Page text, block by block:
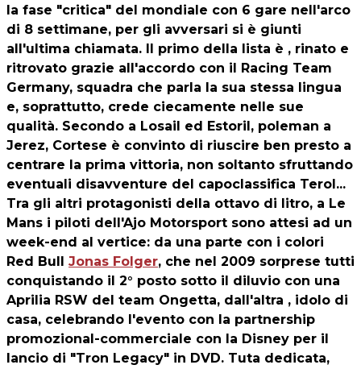
la fase "critica" del mondiale con 6 gare nell'arco
di 8 settimane, per gli avversari si è giunti
all'ultima chiamata. Il primo della lista è , rinato e
ritrovato grazie all'accordo con il Racing Team
Germany, squadra che parla la sua stessa lingua
e, soprattutto, crede ciecamente nelle sue
qualità. Secondo a Losail ed Estoril, poleman a
Jerez, Cortese è convinto di riuscire ben presto a
centrare la prima vittoria, non soltanto sfruttando
eventuali disavventure del capoclassifica Terol...
Tra gli altri protagonisti della ottavo di litro, a Le
Mans i piloti dell'Ajo Motorsport sono attesi ad un
week-end al vertice: da una parte con i colori
Red Bull Jonas Folger, che nel 2009 sorprese tutti
conquistando il 2° posto sotto il diluvio con una
Aprilia RSW del team Ongetta, dall'altra , idolo di
casa, celebrando l'evento con la partnership
promozional-commerciale con la Disney per il
lancio di "Tron Legacy" in DVD. Tuta dedicata,